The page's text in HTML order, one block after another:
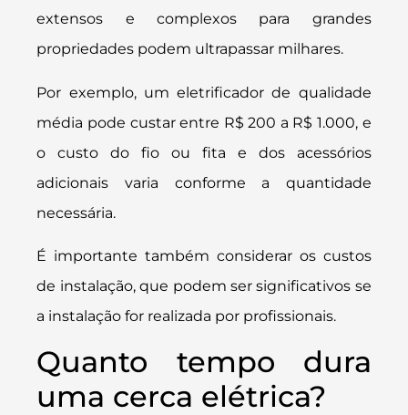
extensos e complexos para grandes
propriedades podem ultrapassar milhares.
Por exemplo, um eletrificador de qualidade
média pode custar entre R$ 200 a R$ 1.000, e
o custo do fio ou fita e dos acessórios
adicionais varia conforme a quantidade
necessária.
É importante também considerar os custos
de instalação, que podem ser significativos se
a instalação for realizada por profissionais.
Quanto tempo dura
uma cerca elétrica?